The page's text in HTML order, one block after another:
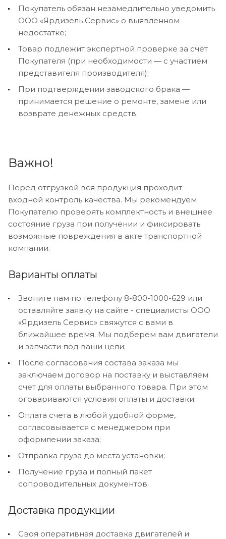
Покупатель обязан незамедлительно уведомить
ООО «Ярдизель Сервис» о выявленном
недостатке;
Товар подлежит экспертной проверке за счёт
Покупателя (при необходимости — с участием
представителя производителя);
При подтверждении заводского брака —
принимается решение о ремонте, замене или
возврате денежных средств.
Важно!
Перед отгрузкой вся продукция проходит
входной контроль качества. Мы рекомендуем
Покупателю проверять комплектность и внешнее
состояние груза при получении и фиксировать
возможные повреждения в акте транспортной
компании.
Варианты оплаты
Звоните нам по телефону 8-800-1000-629 или
оставляйте заявку на сайте - специалисты ООО
«Ярдизель Сервис» свяжутся с вами в
ближайшее время. Мы подберем вам двигатели
и запчасти под ваши цели;
После согласования состава заказа мы
заключаем договор на поставку и выставляем
счет для оплаты выбранного товара. При этом
оговариваются условия оплаты и доставки;
Оплата счета в любой удобной форме,
согласовывается с менеджером при
оформлении заказа;
Отправка груза до места установки;
Получение груза и полный пакет
сопроводительных документов.
Доставка продукции
Своя оперативная доставка двигателей и